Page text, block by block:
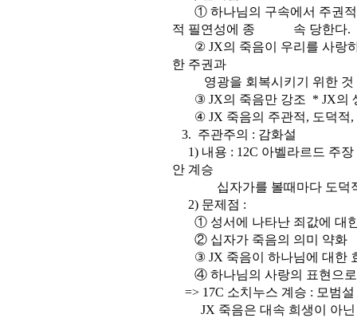
① 하나님의 구속에서 주권적
적 필연성에 종 속 당한다.
② JX의 죽음이 우리를 사랑하
한 주권과
영광을 회복시키기 위한 것 -
③ JX의 죽음만 강조 * JX의
④ JX 죽음의 주관적, 도덕적,
3. 주관주의 : 감화설
1) 내용 : 12C 아벨라르드 주장
안 계승
십자가를 볼때마다 도덕적
2) 문제점 :
① 성서에 나타난 죄값에 대한
② 십자가 죽음의 의미 약화
③ JX 죽음이 하나님에 대한
④ 하나님의 사랑의 표현으로
=> 17C 소치누스 계승 : 모범설
JX 죽음은 대속 희생이 아닌